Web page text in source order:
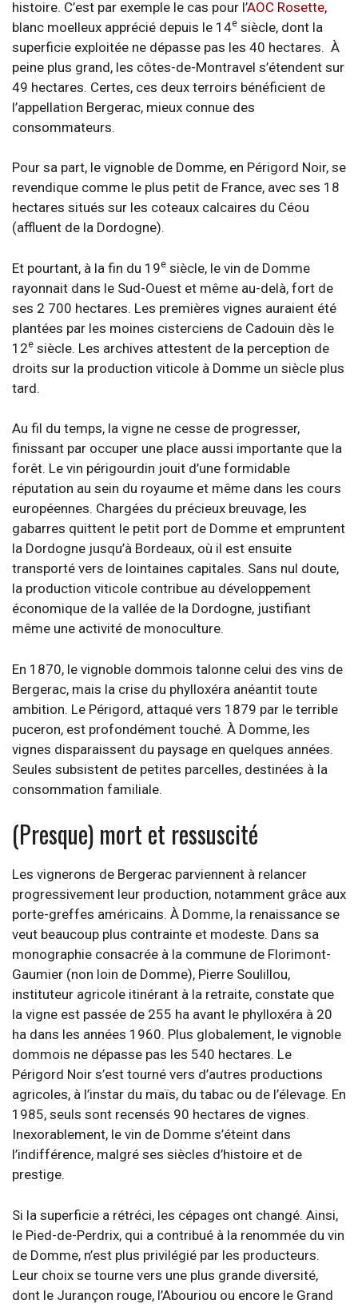
histoire. C’est par exemple le cas pour l’AOC Rosette,
blanc moelleux apprécié depuis le 14e siècle, dont la
superficie exploitée ne dépasse pas les 40 hectares. À
peine plus grand, les côtes-de-Montravel s’étendent sur
49 hectares. Certes, ces deux terroirs bénéficient de
l’appellation Bergerac, mieux connue des
consommateurs.
Pour sa part, le vignoble de Domme, en Périgord Noir, se
revendique comme le plus petit de France, avec ses 18
hectares situés sur les coteaux calcaires du Céou
(affluent de la Dordogne).
Et pourtant, à la fin du 19e siècle, le vin de Domme
rayonnait dans le Sud-Ouest et même au-delà, fort de
ses 2 700 hectares. Les premières vignes auraient été
plantées par les moines cisterciens de Cadouin dès le
12e siècle. Les archives attestent de la perception de
droits sur la production viticole à Domme un siècle plus
tard.
Au fil du temps, la vigne ne cesse de progresser,
finissant par occuper une place aussi importante que la
forêt. Le vin périgourdin jouit d’une formidable
réputation au sein du royaume et même dans les cours
européennes. Chargées du précieux breuvage, les
gabarres quittent le petit port de Domme et empruntent
la Dordogne jusqu’à Bordeaux, où il est ensuite
transporté vers de lointaines capitales. Sans nul doute,
la production viticole contribue au développement
économique de la vallée de la Dordogne, justifiant
même une activité de monoculture.
En 1870, le vignoble dommois talonne celui des vins de
Bergerac, mais la crise du phylloxéra anéantit toute
ambition. Le Périgord, attaqué vers 1879 par le terrible
puceron, est profondément touché. À Domme, les
vignes disparaissent du paysage en quelques années.
Seules subsistent de petites parcelles, destinées à la
consommation familiale.
(Presque) mort et ressuscité
Les vignerons de Bergerac parviennent à relancer
progressivement leur production, notamment grâce aux
porte-greffes américains. À Domme, la renaissance se
veut beaucoup plus contrainte et modeste. Dans sa
monographie consacrée à la commune de Florimont-
Gaumier (non loin de Domme), Pierre Soulillou,
instituteur agricole itinérant à la retraite, constate que
la vigne est passée de 255 ha avant le phylloxéra à 20
ha dans les années 1960. Plus globalement, le vignoble
dommois ne dépasse pas les 540 hectares. Le
Périgord Noir s’est tourné vers d’autres productions
agricoles, à l’instar du maïs, du tabac ou de l’élevage. En
1985, seuls sont recensés 90 hectares de vignes.
Inexorablement, le vin de Domme s’éteint dans
l’indifférence, malgré ses siècles d’histoire et de
prestige.
Si la superficie a rétréci, les cépages ont changé. Ainsi,
le Pied-de-Perdrix, qui a contribué à la renommée du vin
de Domme, n’est plus privilégié par les producteurs.
Leur choix se tourne vers une plus grande diversité,
dont le Jurançon rouge, l’Abouriou ou encore le Grand